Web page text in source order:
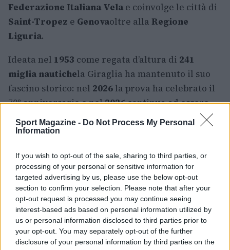
Sport Magazine - Do Not Process My Personal
Information
If you wish to opt-out of the sale, sharing to third parties, or
processing of your personal or sensitive information for
targeted advertising by us, please use the below opt-out
section to confirm your selection. Please note that after your
opt-out request is processed you may continue seeing
interest-based ads based on personal information utilized by
us or personal information disclosed to third parties prior to
your opt-out. You may separately opt-out of the further
disclosure of your personal information by third parties on the
Federazione Italiana Vela e coinvolge le città di
Saint-Tropez e Genovaoltre alla Regione
Liguria.
Ideata nel 1953 come regata d’altura di 241
miglia nautichela Giraglia ha mantenuto il suo
fascino storico: nel 2026 la prova ha celebrato il
70° anniversario e nel2026continua ad essere
una tappa di rilievo nel calendario d’altura. La
regata è prova valida per il
Mediterranean Maxi Offshore Challenge
promosso dall’IMA.
Per chi desidera seguire lo svolgimento in
diretta è disponibile ilRace Trackerufficiale
della manifestazione, che consente di
monitorare la flotta durante le 241 miglia verso